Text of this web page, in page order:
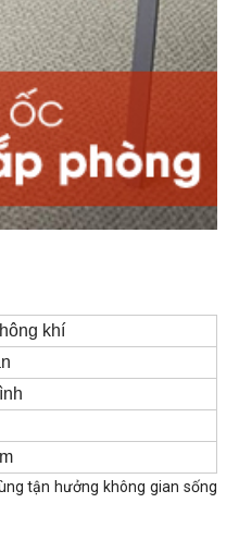
khí
tận hưởng không gian sống